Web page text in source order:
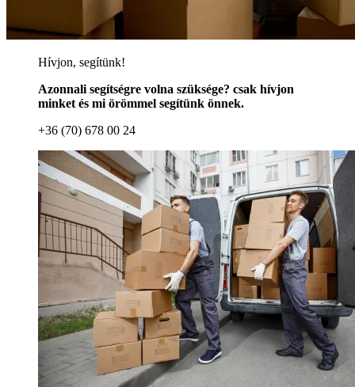
Hívjon, segítünk!
Azonnali segítségre volna szüksége? csak hívjon
minket és mi örömmel segítünk önnek.
+36 (70) 678 00 24